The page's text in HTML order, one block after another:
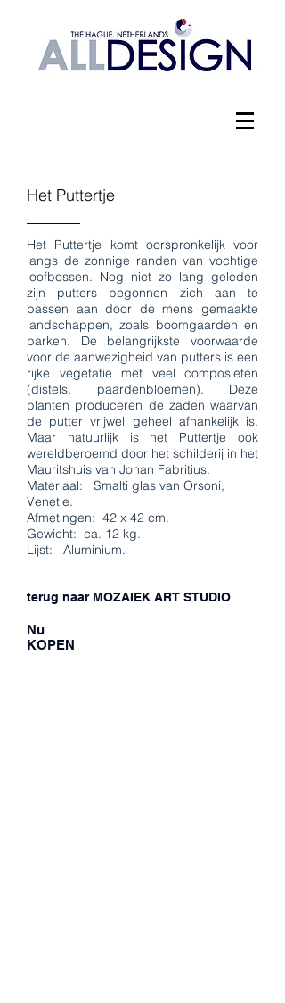
Het Puttertje
Het Puttertje komt oorspronkelijk voor
langs de zonnige randen van vochtige
loofbossen. Nog niet zo lang geleden
zijn putters begonnen zich aan te
passen aan door de mens gemaakte
landschappen, zoals boomgaarden en
parken. De belangrijkste voorwaarde
voor de aanwezigheid van putters is een
rijke vegetatie met veel composieten
(distels, paardenbloemen). Deze
planten produceren de zaden waarvan
de putter vrijwel geheel afhankelijk is.
Maar natuurlijk is het Puttertje ook
wereldberoemd door het schilderij in het
Mauritshuis van Johan Fabritius.
Materiaal: Smalti glas van Orsoni,
Venetie.
Afmetingen: 42 x 42 cm.
Gewicht: ca. 12 kg.
Lijst: Aluminium.
terug naar MOZAIEK ART STUDIO
Nu
KOPEN